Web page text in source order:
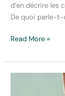
d’en décrire les
De quoi parle-t-
Entre
des
sens
Read More »